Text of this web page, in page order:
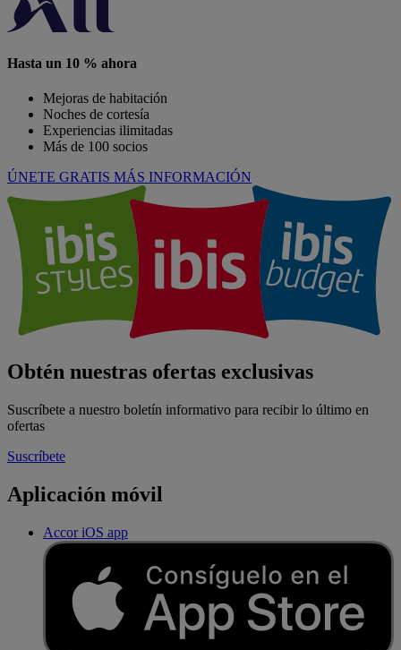
Hasta un 10 % ahora
Mejoras de habitación
Noches de cortesía
Experiencias ilimitadas
Más de 100 socios
ÚNETE GRATIS MÁS INFORMACIÓN
Obtén nuestras ofertas exclusivas
Suscríbete a nuestro boletín informativo para recibir lo último en
ofertas
Suscríbete
Aplicación móvil
Accor iOS app